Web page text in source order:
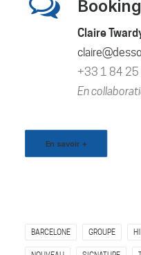
Booking
Claire
+33 1 84 25
En
En savoir +
BARCELONE GROUPE